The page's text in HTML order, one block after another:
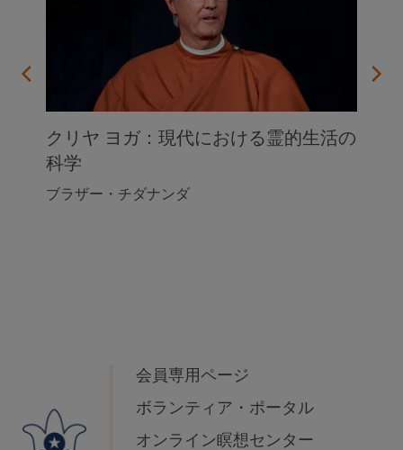
クリヤ ヨガ：現代における霊的生活の
科学
ブラザー・チダナンダ
会員専用ページ
ボランティア・ポータル
オンライン瞑想センター